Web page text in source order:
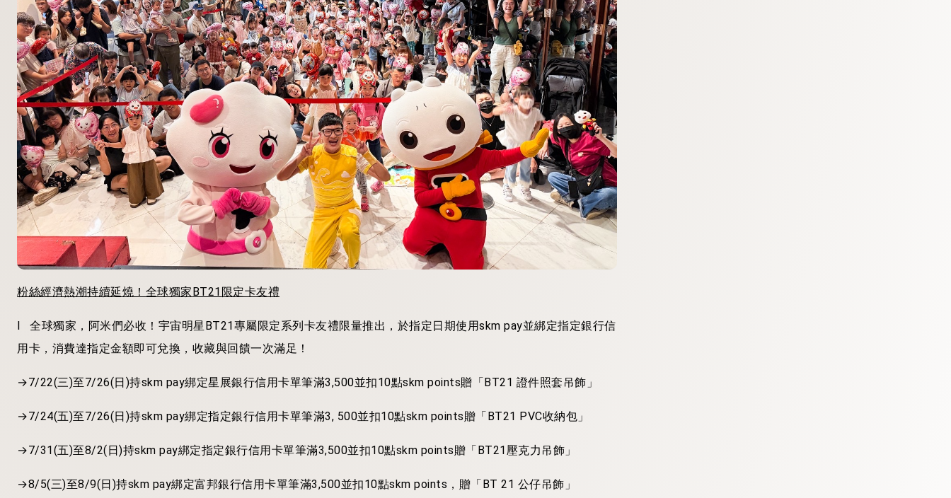
粉絲經濟熱潮持續延燒！全球獨家 BT21 限定卡友禮
全球獨家，阿米們必收！宇宙明星 BT21 專屬限定系列卡友禮限量推出 ，於指定日期使用skm pay並綁定指定銀行信
用卡，消費達指定金額即可兌換， 收藏與回饋一次滿足！
→7/22(三)至7/26( 日 )持skm pay綁定星展銀行信用卡單筆滿3,500並扣10點skm points贈「 BT21 證件照套吊飾」
→7/24(五)至7/26( 日 )持skm pay綁定指定銀行信用卡單筆滿3, 500並扣10點skm points贈「 BT21 PVC收納包」
→7/31(五)至8/2( 日 )持skm pay綁定指定銀行信用卡單筆滿3,500並扣10點skm points贈「 BT21 壓克力吊飾」
→8/5(三)至8/9( 日 )持skm pay綁定富邦銀行信用卡單筆滿3,500並扣10點skm points ，贈「 BT 21 公仔吊飾」